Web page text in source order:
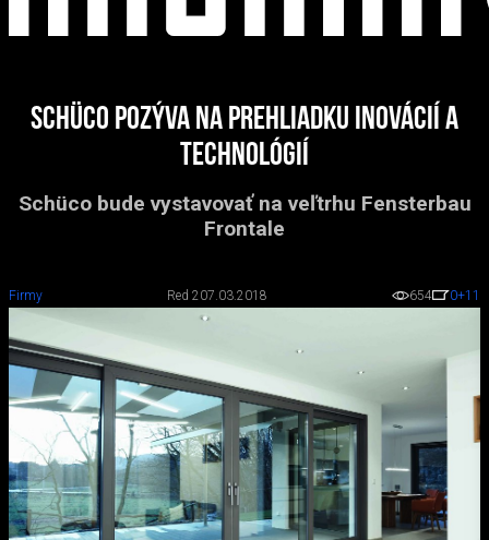
Schüco pozýva na prehliadku inovácií a
technológií
Schüco bude vystavovať na veľtrhu Fensterbau
Frontale
Firmy Red 207.03.2018 654 0+11